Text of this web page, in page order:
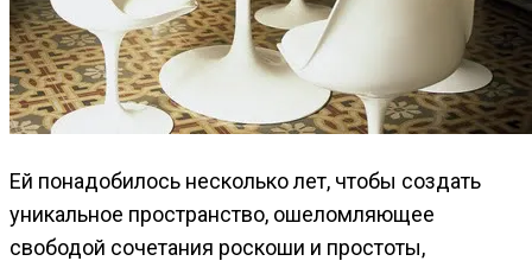
Ей понадобилось несколько лет, чтобы создать
уникальное пространство, ошеломляющее
свободой сочетания роскоши и простоты,